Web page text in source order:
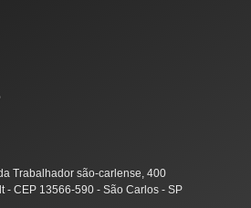
Trabalhador são-carlense, 400
- CEP 13566-590 - São Carlos - SP